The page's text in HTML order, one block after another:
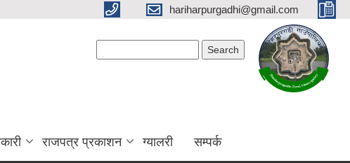
hariharpurgadhi@gmail.com
राजपत्र प्रकाशन ग्यालरी सम्पर्क